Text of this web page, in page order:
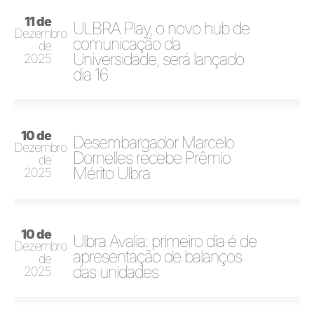
11 de
Dezembro
de
2025
ULBRA Play, o novo hub de
comunicação da
Universidade, será lançado
dia 16
10 de
Dezembro
de
2025
Desembargador Marcelo
Dornelles recebe Prêmio
Mérito Ulbra
10 de
Dezembro
de
2025
Ulbra Avalia: primeiro dia é de
apresentação de balanços
das unidades